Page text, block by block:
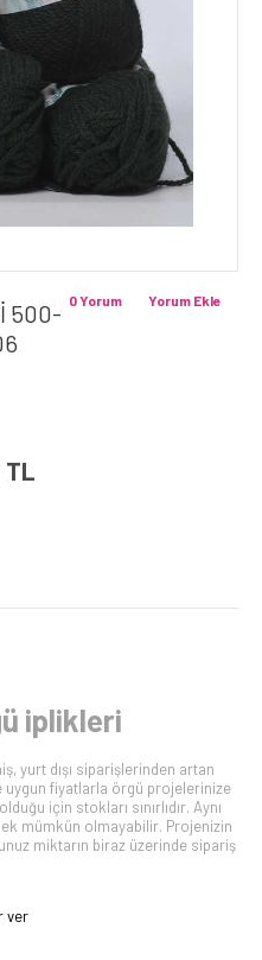
500-
Yorum Ekle
0 Yorum
TL
iplikleri
yurt dışı siparişlerinden artan
uygun fiyatlarla örgü projelerinize
için stokları sınırlıdır. Aynı
mümkün olmayabilir. Projenizin
miktarın biraz üzerinde sipariş
ver